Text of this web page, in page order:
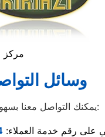
مركز
وسائل
يمكنك التواصل معنا بسهولة عبر:
على رقم خدمة العملاء: